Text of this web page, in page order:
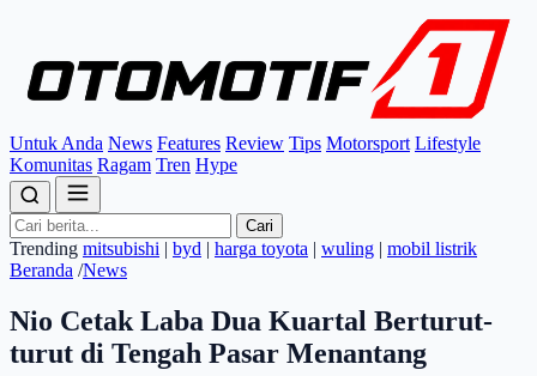
Untuk Anda News Features Review Tips Motorsport Lifestyle
Komunitas Ragam Tren Hype
Cari
Trending mitsubishi | byd | harga toyota | wuling | mobil listrik
Beranda /News
Nio Cetak Laba Dua Kuartal Berturut-
turut di Tengah Pasar Menantang